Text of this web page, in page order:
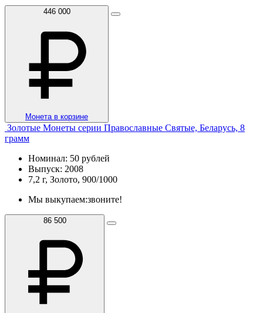
446 000
Монета в корзине
Золотые Монеты серии Православные Святые, Беларусь, 8
грамм
Номинал: 50 рублей
Выпуск: 2008
7,2 г, Золото, 900/1000
Мы выкупаем:звоните!
86 500